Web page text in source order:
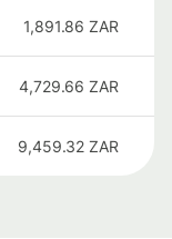
1,891.86 ZAR
4,729.66 ZAR
9,459.32 ZAR